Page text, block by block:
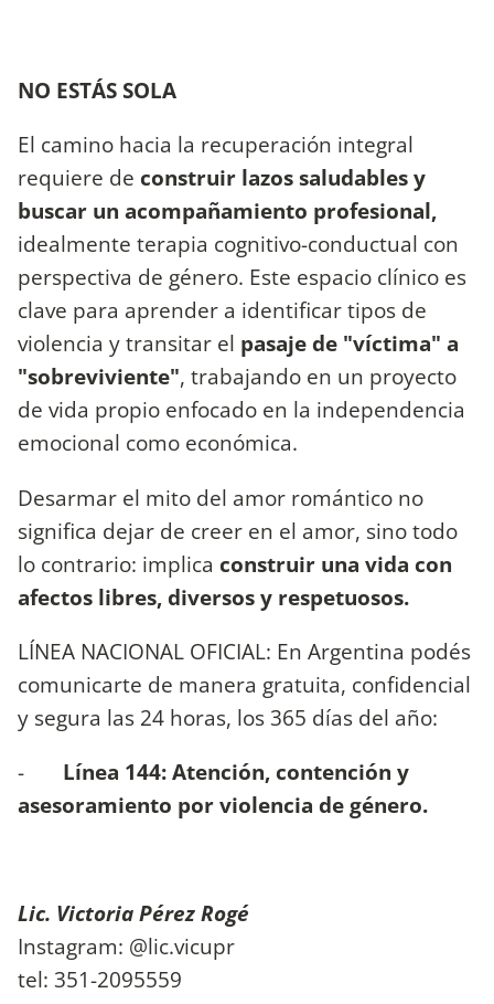
NO ESTÁS SOLA
El camino hacia la recuperación integral
requiere de construir lazos saludables y
buscar un acompañamiento profesional,
idealmente terapia cognitivo-conductual con
perspectiva de género. Este espacio clínico es
clave para aprender a identificar tipos de
violencia y transitar el pasaje de "víctima" a
"sobreviviente", trabajando en un proyecto
de vida propio enfocado en la independencia
emocional como económica.
Desarmar el mito del amor romántico no
significa dejar de creer en el amor, sino todo
lo contrario: implica construir una vida con
afectos libres, diversos y respetuosos.
LÍNEA NACIONAL OFICIAL: En Argentina podés
comunicarte de manera gratuita, confidencial
y segura las 24 horas, los 365 días del año:
- Línea 144: Atención, contención y
asesoramiento por violencia de género.
Lic. Victoria Pérez Rogé
Instagram: @lic.vicupr
tel: 351-2095559